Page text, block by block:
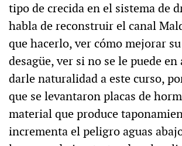
tipo de crecida en el sistema de
habla de reconstruir el canal
que hacerlo, ver cómo mejorar
desagüe, ver si no se le puede en
darle naturalidad a este curso,
que se levantaron placas de
material que produce
incrementa el peligro aguas